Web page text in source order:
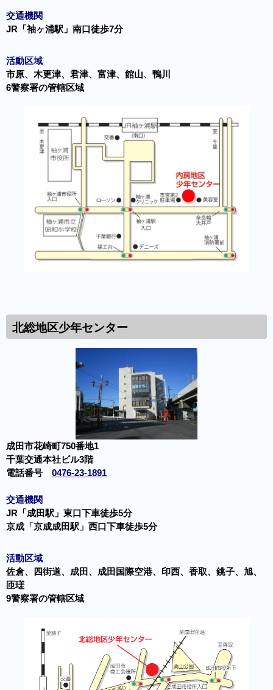
交通機関
JR「袖ヶ浦駅」南口徒歩7分
活動区域
市原、木更津、君津、富津、館山、鴨川
6警察署の管轄区域
北総地区少年センター
成田市花崎町750番地1
千葉交通本社ビル3階
電話番号 0476-23-1891
交通機関
JR「成田駅」東口下車徒歩5分
京成「京成成田駅」西口下車徒歩5分
活動区域
佐倉、四街道、成田、成田国際空港、印西、香取、銚子、旭、
匝瑳
9警察署の管轄区域